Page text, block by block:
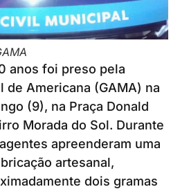
anos foi preso pela
de Americana (GAMA) na
(9), na Praça Donald
Morada do Sol. Durante
apreenderam uma
artesanal,
dois gramas